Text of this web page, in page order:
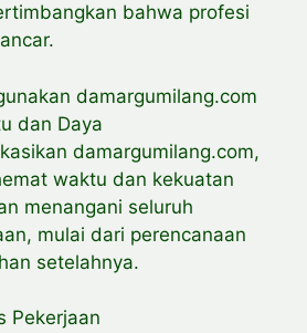
bahwa profesi
damargumilang.com
dan Daya
damargumilang.com,
waktu dan kekuatan
menangani seluruh
mulai dari perencanaan
setelahnya.
Pekerjaan